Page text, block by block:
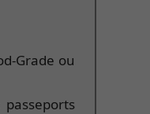
Grade ou